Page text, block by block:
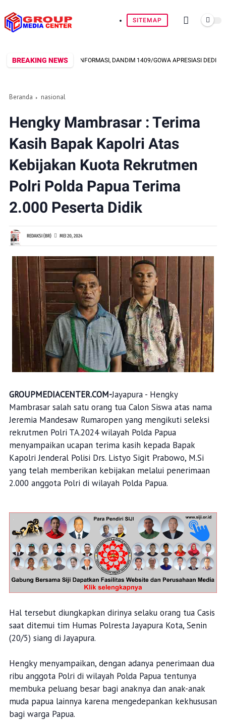
SITEMAP
BREAKING NEWS
TRANSPARANSI INFORMASI, DANDIM 1409/GOWA APRESIASI DEDIKASI
Beranda nasional
Hengky Mambrasar : Terima
Kasih Bapak Kapolri Atas
Kebijakan Kuota Rekrutmen
Polri Polda Papua Terima
2.000 Peserta Didik
REDAKSI (BR) MEI 20, 2024
GROUPMEDIACENTER.COM-Jayapura - Hengky
Mambrasar salah satu orang tua Calon Siswa atas nama
Jeremia Mandesaw Rumaropen yang mengikuti seleksi
rekrutmen Polri TA.2024 wilayah Polda Papua
menyampaikan ucapan terima kasih kepada Bapak
Kapolri Jenderal Polisi Drs. Listyo Sigit Prabowo, M.Si
yang telah memberikan kebijakan melalui penerimaan
2.000 anggota Polri di wilayah Polda Papua.
Hal tersebut diungkapkan dirinya selaku orang tua Casis
saat ditemui tim Humas Polresta Jayapura Kota, Senin
(20/5) siang di Jayapura.
Hengky menyampaikan, dengan adanya penerimaan dua
ribu anggota Polri di wilayah Polda Papua tentunya
membuka peluang besar bagi anaknya dan anak-anak
muda papua lainnya karena mengedepankan kekhususan
bagi warga Papua.